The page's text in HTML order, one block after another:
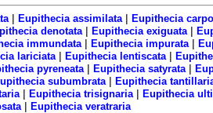
| Eupithecia assimilata| Eupithecia
denotata| Eupithecia exiguata|
immundata| Eupithecia impurata|
lariciata| Eupithecia lentiscata|
pyreneata| Eupithecia satyrata|
subumbrata| Eupithecia
| Eupithecia trisignaria| Eupithecia
| Eupithecia veratraria